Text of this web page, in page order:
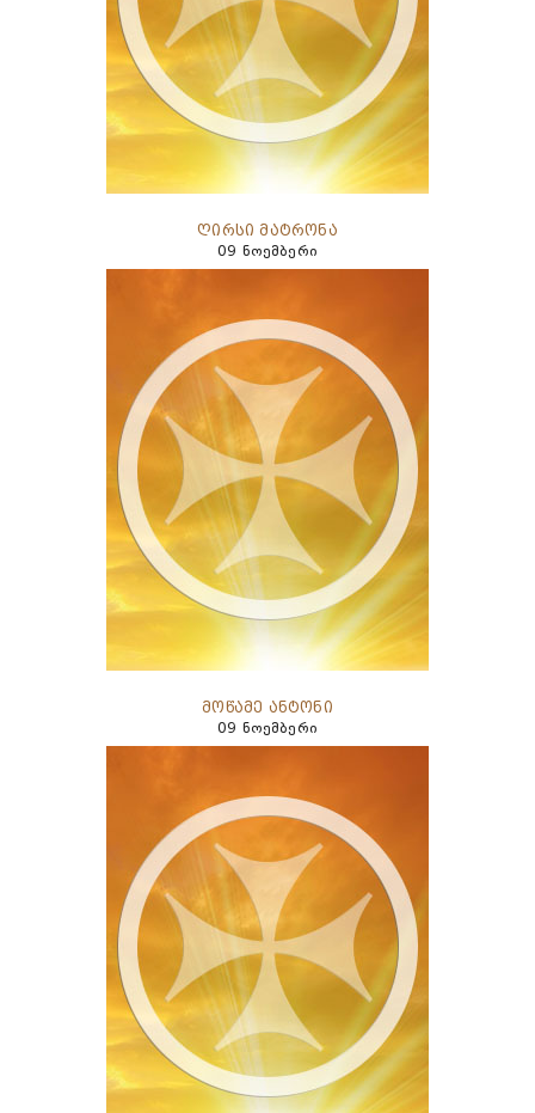
ღირსი მატრონა
09 ნოემბერი
მოწამე ანტონი
09 ნოემბერი